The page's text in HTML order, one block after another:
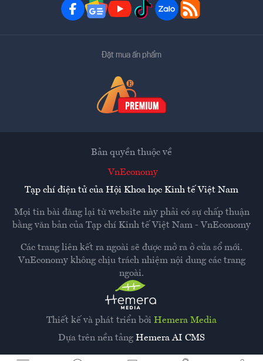
Đặt mua ấn phẩm
Thiết kế và phát triển bởi Hemera Media
Dựa trên nền tảng Hemera AI CMS
Bản quyền thuộc về
VnEconomy
Tạp chí điện tử của Hội Khoa học Kinh tế Việt Nam
Mọi tin bài đăng lại từ website này phải có sự chấp thuận
bằng văn bản của Tạp chí Kinh tế Việt Nam - VnEconomy
Các trang liên kết ra ngoài sẽ được mở ra ở cửa sổ mới.
VnEconomy không chịu trách nhiệm nội dung các trang
ngoài.